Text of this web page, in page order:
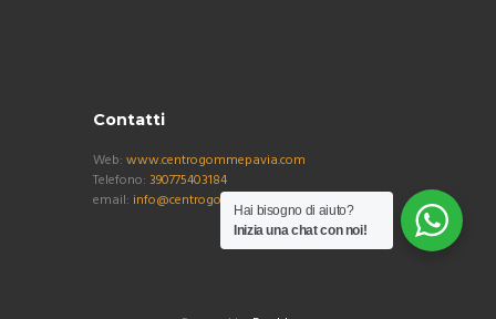
Contatti
Web: www.centrogommepavia.com
Telefono: 390775403184
email: info@centrogommepavia.com
Hai bisogno di aiuto?
Inizia una chat con noi!